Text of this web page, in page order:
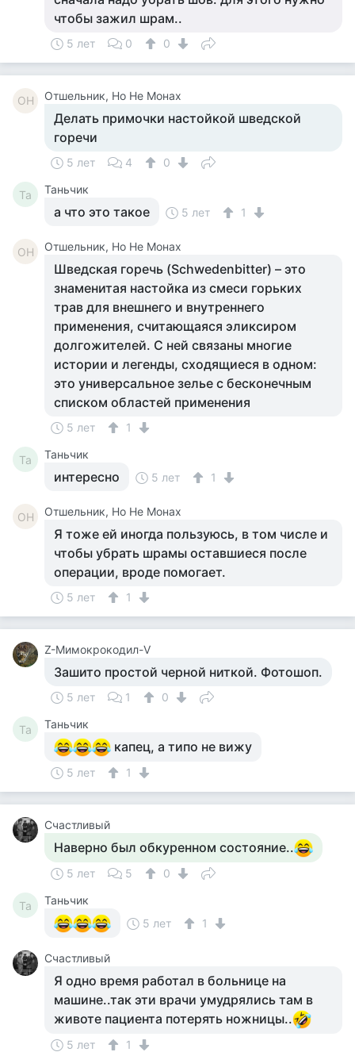
чтобы зажил шрам..
5 лет 0 0
ОН Отшельник, Но Не Монах
Делать примочки настойкой шведской
горечи
5 лет 4 0
Та Таньчик
а что это такое 5 лет 1
ОН Отшельник, Но Не Монах
Шведская горечь (Schwedenbitter) – это
знаменитая настойка из смеси горьких
трав для внешнего и внутреннего
применения, считающаяся эликсиром
долгожителей. С ней связаны многие
истории и легенды, сходящиеся в одном:
это универсальное зелье с бесконечным
списком областей применения
5 лет 1
Та Таньчик
интересно 5 лет 1
ОН Отшельник, Но Не Монах
Я тоже ей иногда пользуюсь, в том числе и
чтобы убрать шрамы оставшиеся после
операции, вроде помогает.
5 лет 1
Z-Мимокрокодил-V
Зашито простой черной ниткой. Фотошоп.
5 лет 1 0
Та Таньчик
капец, а типо не вижу
5 лет 1
Счастливый
Наверно был обкуренном состояние..
5 лет 5 0
Та
Таньчик
5 лет
1
Счастливый
Я одно время работал в больнице на
машине..так эти врачи умудрялись там в
животе пациента потерять ножницы..
5 лет 1